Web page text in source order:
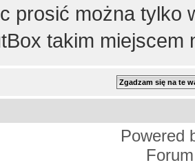
prosić można tylko
takim miejscem
Powered